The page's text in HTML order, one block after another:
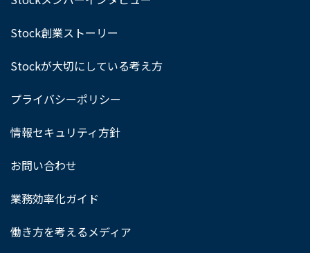
Stock創業ストーリー
Stockが大切にしている考え方
プライバシーポリシー
情報セキュリティ方針
お問い合わせ
業務効率化ガイド
働き方を考えるメディア